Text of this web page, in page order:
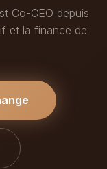
Co-CEO depuis
et la finance de